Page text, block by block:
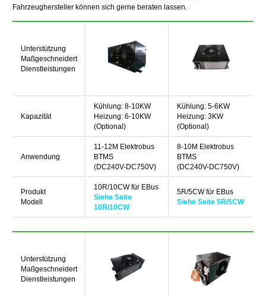
Fahrzeughersteller können sich gerne beraten lassen.
Unterstützung
Maßgeschneidert
Dienstleistungen
Kapazität
Kühlung: 8-10KW
Heizung: 6-10KW
(Optional)
Kühlung: 5-6KW
Heizung: 3KW
(Optional)
Anwendung
11-12M Elektrobus
BTMS
(DC240V-DC750V)
8-10M Elektrobus
BTMS
(DC240V-DC750V)
Produkt
Modell
10R/10CW für EBus
Siehe Seite
10R/10CW
5R/5CW für EBus
Siehe Seite 5R/5CW
Unterstützung
Maßgeschneidert
Dienstleistungen